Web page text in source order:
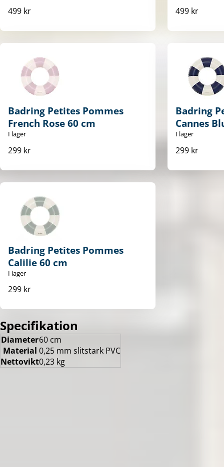
499 kr 499 kr
Badring Petites Pommes
French Rose 60 cm
I lager
299 kr
Badring
Cannes
I lager
299 kr
Badring Petites Pommes
Calilie 60 cm
I lager
299 kr
Specifikation
Diameter60 cm
Material 0,25 mm slitstark PVC
Nettovikt0,23 kg